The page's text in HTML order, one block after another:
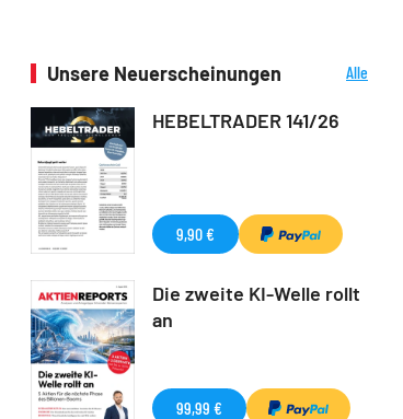
Unsere Neuerscheinungen
Alle
HEBELTRADER 141/26
9,90 €
Die zweite KI-Welle rollt
an
99,99 €